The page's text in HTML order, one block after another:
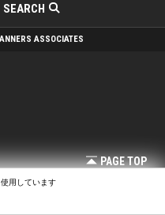
SEARCH
PAGE TOP
ASSOCIATES
用しています